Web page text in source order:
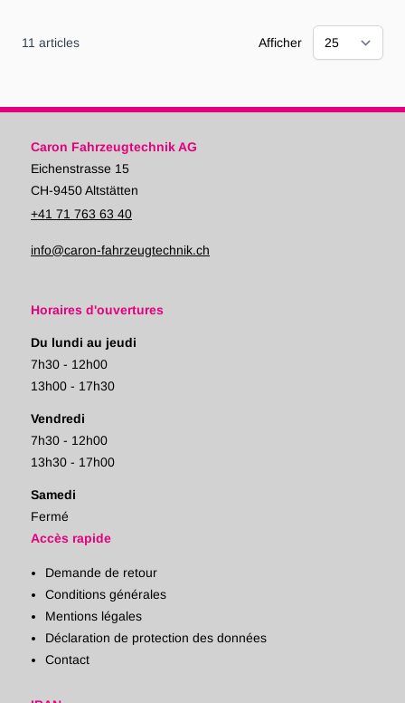
11 articles Afficher
Caron Fahrzeugtechnik AG
Eichenstrasse 15
CH-9450 Altstätten
+41 71 763 63 40
info@caron-fahrzeugtechnik.ch
Horaires d'ouvertures
Du lundi au jeudi
7h30 - 12h00
13h00 - 17h30
Vendredi
7h30 - 12h00
13h30 - 17h00
Samedi
Fermé
Accès rapide
Demande de retour
Conditions générales
Mentions légales
Déclaration de protection des données
Contact